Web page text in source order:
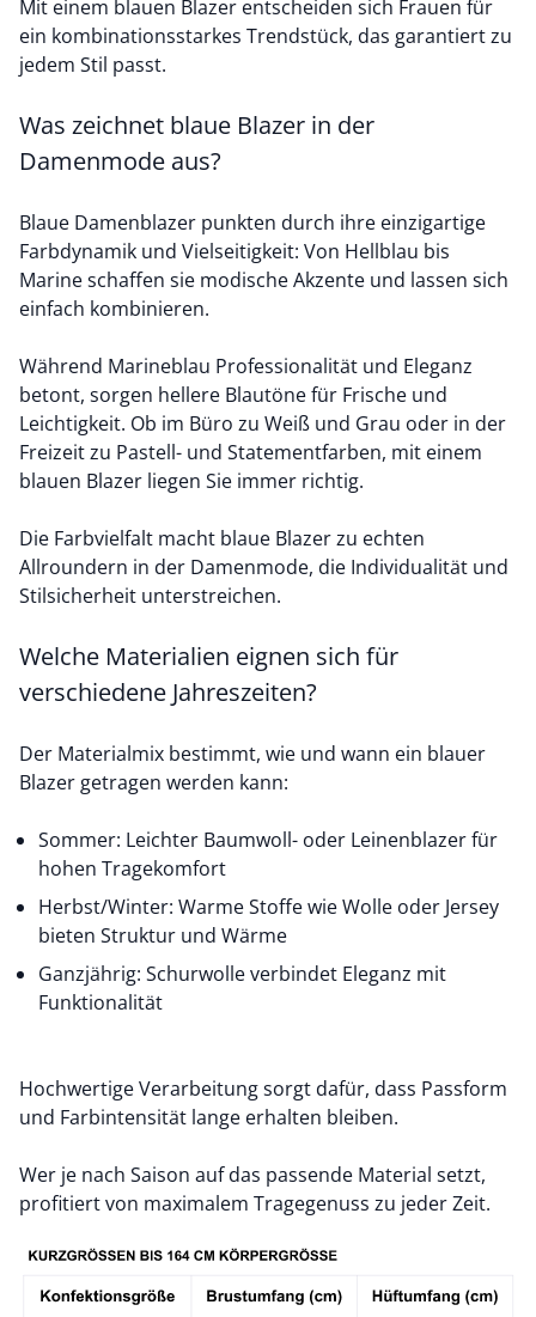
Mit einem blauen Blazer entscheiden sich Frauen für
ein kombinationsstarkes Trendstück, das garantiert zu
jedem Stil passt.
Was zeichnet blaue Blazer in der
Damenmode aus?
Blaue Damenblazer punkten durch ihre einzigartige
Farbdynamik und Vielseitigkeit: Von Hellblau bis
Marine schaffen sie modische Akzente und lassen sich
einfach kombinieren.
Während Marineblau Professionalität und Eleganz
betont, sorgen hellere Blautöne für Frische und
Leichtigkeit. Ob im Büro zu Weiß und Grau oder in der
Freizeit zu Pastell- und Statementfarben, mit einem
blauen Blazer liegen Sie immer richtig.
Die Farbvielfalt macht blaue Blazer zu echten
Allroundern in der Damenmode, die Individualität und
Stilsicherheit unterstreichen.
Welche Materialien eignen sich für
verschiedene Jahreszeiten?
Der Materialmix bestimmt, wie und wann ein blauer
Blazer getragen werden kann:
Sommer: Leichter Baumwoll- oder Leinenblazer für
hohen Tragekomfort
Herbst/Winter: Warme Stoffe wie Wolle oder Jersey
bieten Struktur und Wärme
Ganzjährig: Schurwolle verbindet Eleganz mit
Funktionalität
Hochwertige Verarbeitung sorgt dafür, dass Passform
und Farbintensität lange erhalten bleiben.
Wer je nach Saison auf das passende Material setzt,
profitiert von maximalem Tragegenuss zu jeder Zeit.